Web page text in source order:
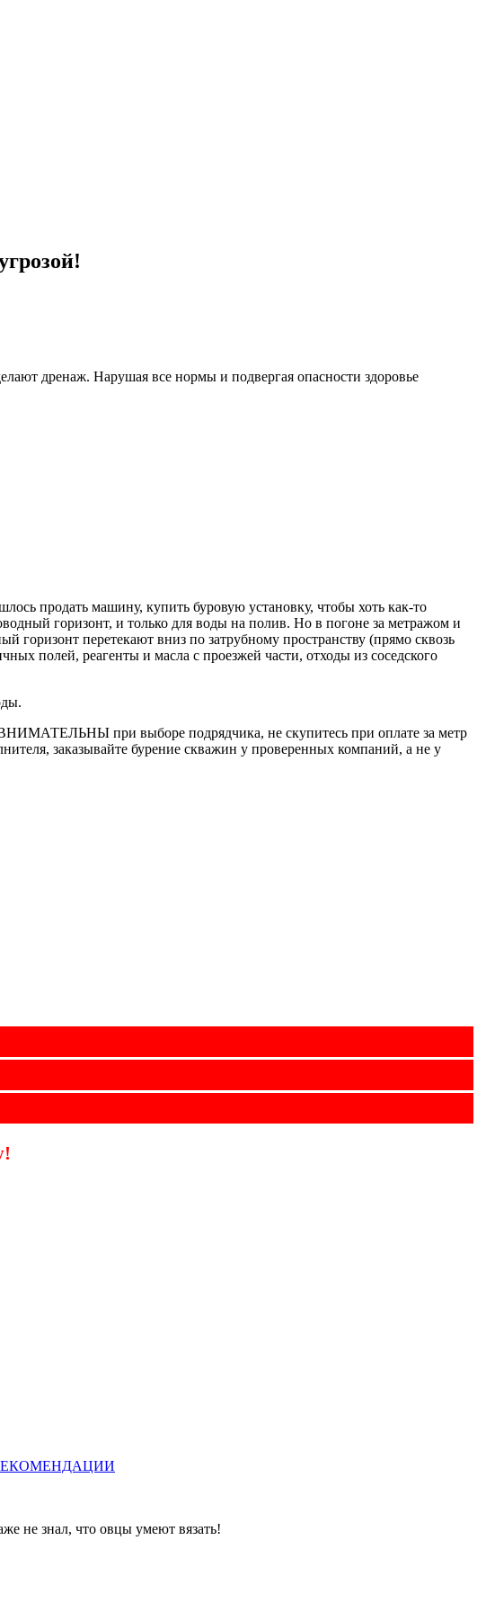
дренаж. Нарушая все нормы и подвергая опасности здоровье
продать машину, купить буровую установку, чтобы хоть как-то
горизонт, и только для воды на полив. Но в погоне за метражом и
горизонт перетекают вниз по затрубному пространству (прямо сквозь
полей, реагенты и масла с проезжей части, отходы из соседского
при выборе подрядчика, не скупитесь при оплате за метр
заказывайте бурение скважин у проверенных компаний, а не у
не знал, что овцы умеют вязать!